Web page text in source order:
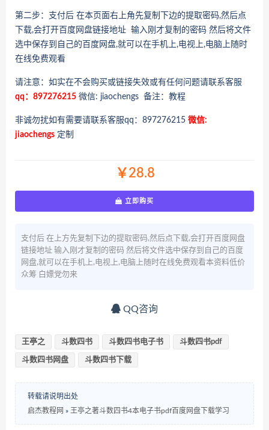
第二步：支付后 在本页面右上角先复制下边的提取密码,然后点
下载,会打开百度网盘链接地址 输入刚才复制的密码 然后将文件
选中保存到自己的百度网盘,就可以在手机上,电视上,电脑上随时
在线免费观看
请注意：如实在不会购买或链接失效或有任何问题请联系客服
qq：897276215 微信: jiaochengs 备注：教程
非诚勿扰如有需要请联系客服qq：897276215 微信:
jiaochengs 定制
￥28.8
立即购买
支付后 在上方先复制下边的提取密码,然后点下载,会打开百度网盘
链接地址 输入刚才复制的密码 然后将文件选中保存到自己的百度
网盘,就可以在手机上,电视上,电脑上随时在线免费观看本资料低价
众筹 白嫖党勿来
QQ咨询
王亭之 斗数四书 斗数四书电子书 斗数四书pdf
斗数四书网盘 斗数四书下载
转载请说明出处
启杰教程网 » 王亭之著斗数四书4本电子书pdf百度网盘下载学习